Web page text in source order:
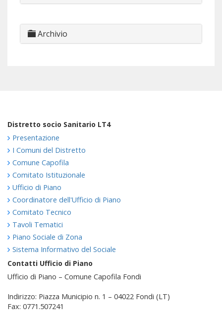
Archivio
Distretto socio Sanitario LT4
Presentazione
I Comuni del Distretto
Comune Capofila
Comitato Istituzionale
Ufficio di Piano
Coordinatore dell'Ufficio di Piano
Comitato Tecnico
Tavoli Tematici
Piano Sociale di Zona
Sistema Informativo del Sociale
Contatti Ufficio di Piano
Ufficio di Piano – Comune Capofila Fondi
Indirizzo: Piazza Municipio n. 1 – 04022 Fondi (LT)
Fax: 0771.507241